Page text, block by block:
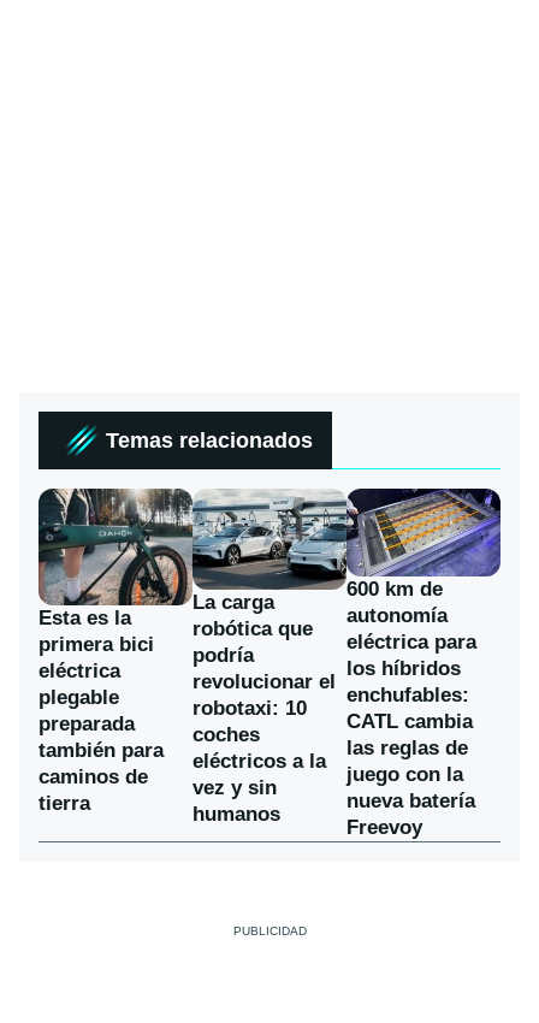
Temas relacionados
Esta es la
primera bici
eléctrica
plegable
preparada
también para
caminos de
tierra
La carga
robótica que
podría
revolucionar el
robotaxi: 10
coches
eléctricos a la
vez y sin
humanos
600 km de
autonomía
eléctrica para
los híbridos
enchufables:
CATL cambia
las reglas de
juego con la
nueva batería
Freevoy